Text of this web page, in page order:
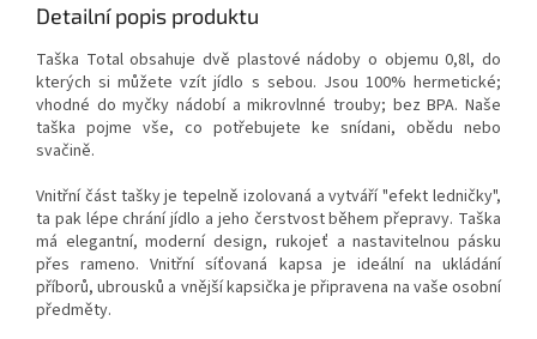
Detailní popis produktu
Taška Total obsahuje dvě plastové nádoby o objemu 0,8l, do
kterých si můžete vzít jídlo s sebou. Jsou 100% hermetické;
vhodné do myčky nádobí a mikrovlnné trouby; bez BPA. Naše
taška pojme vše, co potřebujete ke snídani, obědu nebo
svačině.
Vnitřní část tašky je tepelně izolovaná a vytváří "efekt ledničky",
ta pak lépe chrání jídlo a jeho čerstvost během přepravy. Taška
má elegantní, moderní design, rukojeť a nastavitelnou pásku
přes rameno. Vnitřní síťovaná kapsa je ideální na ukládání
příborů, ubrousků a vnější kapsička je připravena na vaše osobní
předměty.